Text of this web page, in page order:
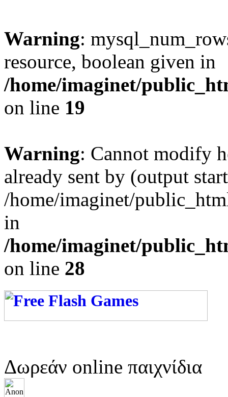
Warning:
resource, boolean given in
/home/imaginet/
on line 19
Warning: Cannot modify
already sent by (output
/home/imaginet/
in
/home/imaginet/
on line 28
Δωρεάν online παιχνίδια